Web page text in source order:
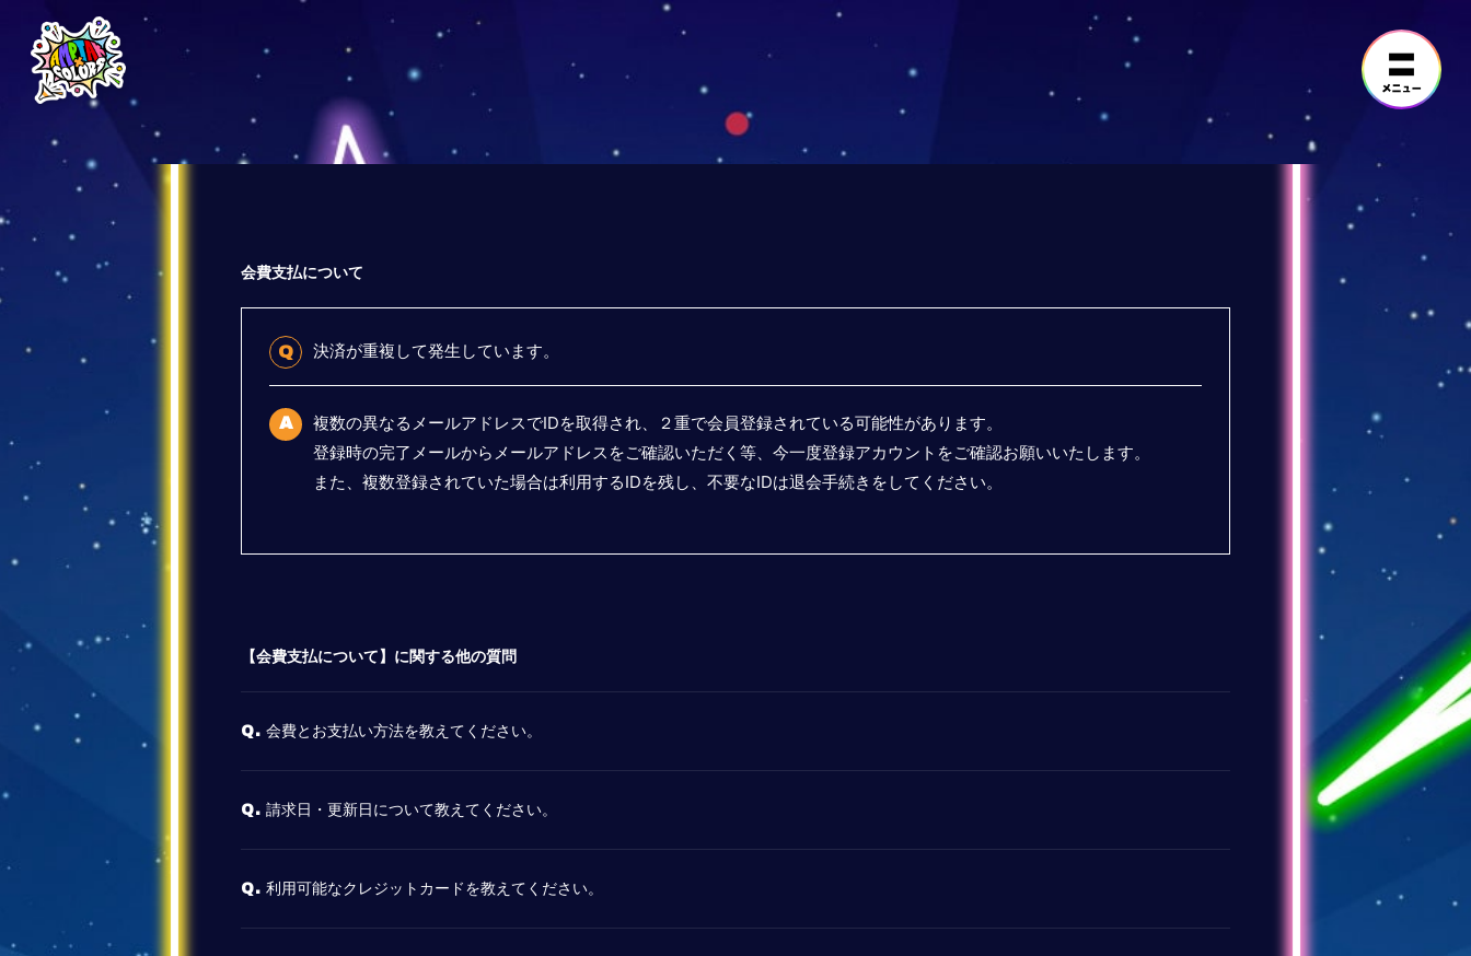
会費支払について
Q 決済が重複して発生しています。
A
複数の異なるメールアドレスでIDを取得され、２重で会員登録されている可能性があります。
登録時の完了メールからメールアドレスをご確認いただく等、今一度登録アカウントをご確認お願いいたします。
また、複数登録されていた場合は利用するIDを残し、不要なIDは退会手続きをしてください。
【会費支払について】に関する他の質問
Q. 会費とお支払い方法を教えてください。
Q. 請求日・更新日について教えてください。
Q. 利用可能なクレジットカードを教えてください。